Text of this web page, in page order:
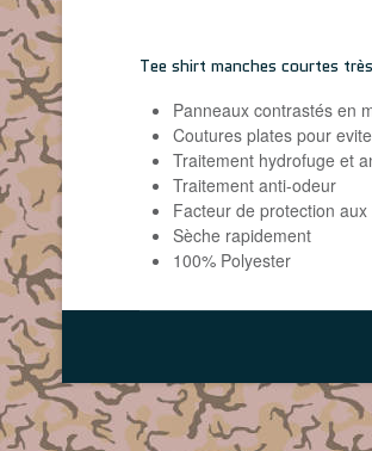
Tee shirt manches courtes
Panneaux contrastés en
Coutures plates pour
Traitement hydrofuge et
Traitement anti-odeur
Facteur de protection aux
Sèche rapidement
100% Polyester